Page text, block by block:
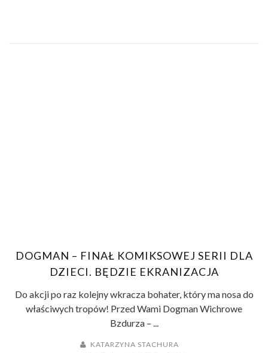
DOGMAN – FINAŁ KOMIKSOWEJ SERII DLA
DZIECI. BĘDZIE EKRANIZACJA
Do akcji po raz kolejny wkracza bohater, który ma nosa do
właściwych tropów! Przed Wami Dogman Wichrowe
Bzdurza – ...
KATARZYNA STACHURA